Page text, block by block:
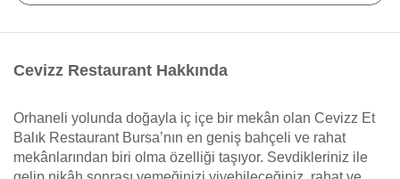
Cevizz Restaurant Hakkında
Orhaneli yolunda doğayla iç içe bir mekân olan Cevizz Et
Balık Restaurant Bursa’nın en geniş bahçeli ve rahat
mekânlarından biri olma özelliği taşıyor. Sevdikleriniz ile